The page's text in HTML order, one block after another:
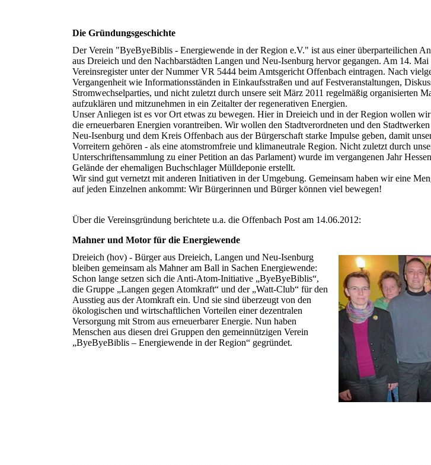
Die Gründungsgeschichte
Der Verein "ByeByeBiblis - Energiewende in der Region e.V." ist aus einer überparteilichen
aus Dreieich und den Nachbarstädten Langen und Neu-Isenburg hervor gegangen. Am 14.
Vereinsregister unter der Nummer VR 5444 beim Amtsgericht Offenbach eintragen. Nach
Vergangenheit wie Informationsständen in Einkaufsstraßen und auf Festveranstaltungen,
Stromwechselparties, und nicht zuletzt durch unsere seit März 2011 regelmäßig organisierten
aufzuklären und mitzunehmen in ein Zeitalter der regenerativen Energien.
Unser Anliegen ist es vor Ort etwas zu bewegen. Hier in Dreieich und in der Region wollen
die erneuerbaren Energien vorantreiben. Wir wollen den Stadtverordneten und den
Neu-Isenburg und dem Kreis Offenbach aus der Bürgerschaft starke Impulse geben, damit
Vorreitern gehören - als eine atomstromfreie und klimaneutrale Region. Nicht zuletzt durch
Unterschriftensammlung zu einer Petition an das Parlament) wurde im vergangenen Jahr
Gelände der ehemaligen Buchschlager Mülldeponie erstellt.
Wir sind gut vernetzt mit anderen Initiativen in der Umgebung. Gemeinsam haben wir eine
auf jeden Einzelnen ankommt: Wir Bürgerinnen und Bürger können viel bewegen!
Über die Vereinsgründung berichtete u.a. die Offenbach Post am 14.06.2012:
Mahner und Motor für die Energiewende
Dreieich (hov) - Bürger aus Dreieich, Langen und Neu-Isenburg
bleiben gemeinsam als Mahner am Ball in Sachen Energiewende:
Schon lange setzen sich die Anti-Atom-Initiative „ByeByeBiblis“,
die Gruppe „Langen gegen Atomkraft“ und der „Watt-Club“ für den
Ausstieg aus der Atomkraft ein. Und sie sind überzeugt von den
ökologischen und wirtschaftlichen Vorteilen einer dezentralen
Versorgung mit Strom aus erneuerbarer Energie. Nun haben
Menschen aus diesen drei Gruppen den gemeinnützigen Verein
„ByeByeBiblis – Energiewende in der Region“ gegründet.